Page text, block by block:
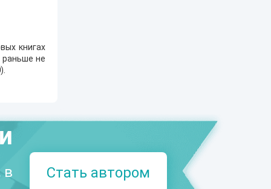
книгах
раньше не
).
в
Стать автором